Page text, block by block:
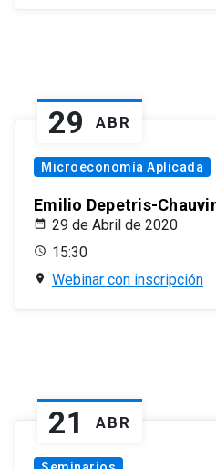
29 ABR
Microeconomía Aplicada
Emilio Depetris-
29 de Abril de 2020
15:30
Webinar con inscripción
21 ABR